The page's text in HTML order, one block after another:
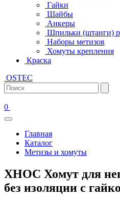
Гайки
Шайбы
Анкеры
Шпильки (штанги)
Наборы метизов
Хомуты крепления
Краска
OSTEC
0
Главная
Каталог
Метизы и хомуты
ХНОС Хомут для
без изоляции с